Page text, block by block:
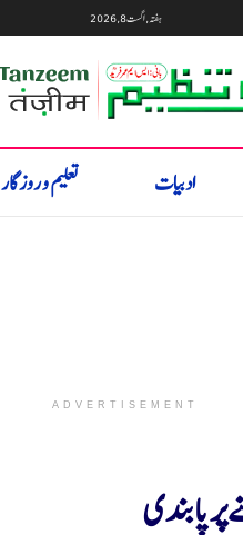
ہفتہ, اگست 8, 2026
ادبیات تعلیم و روزگار
ADVERTISEMENT
پابندی